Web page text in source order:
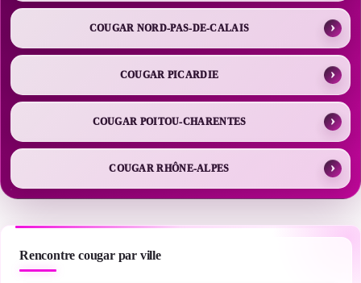
COUGAR NORD-PAS-DE-CALAIS
COUGAR PICARDIE
COUGAR POITOU-CHARENTES
COUGAR RHÔNE-ALPES
Rencontre cougar par ville